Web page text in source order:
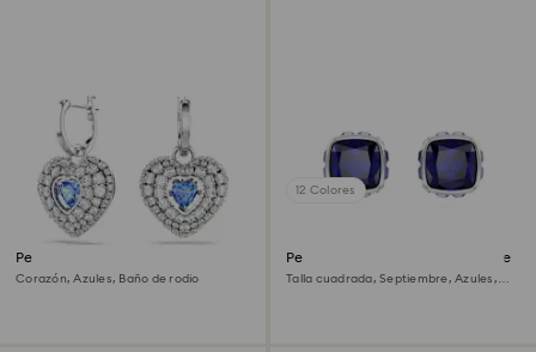
Pendientes Idyllia
Corazón, Azules, Baño de rodio
12 Colores
Pendientes de botón Birthstone
Talla cuadrada, Septiembre, Azules,